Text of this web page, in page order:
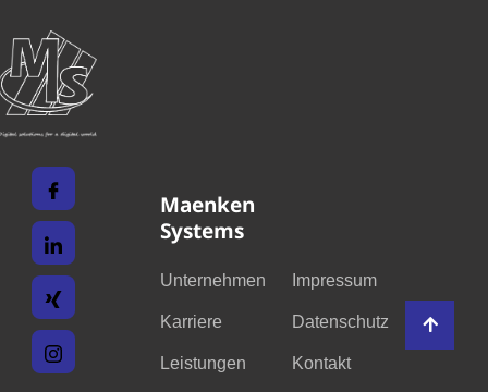
Maenken
Systems
Unternehmen
Karriere
Leistungen
Impressum
Datenschutz
Kontakt